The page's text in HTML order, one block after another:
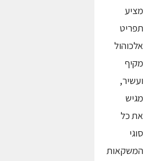
מציע
תפריט
אלכוהול
מקיף
ועשיר,
מגיש
את כל
סוגי
המשקאות